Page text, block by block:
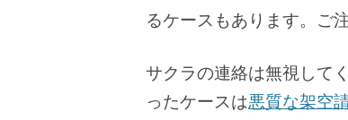
るケースもあります。ご
サクラの連絡は無視して
ったケースは悪質な架空